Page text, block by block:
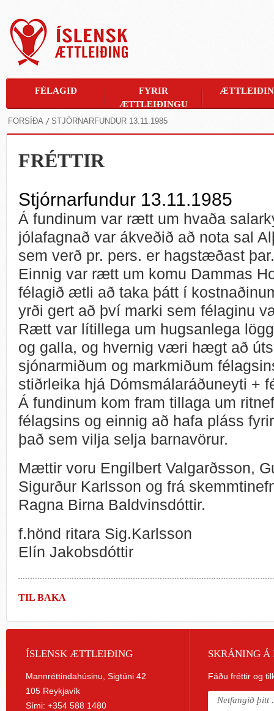
FORSÍÐA STJÓRNARFUNDUR 13.11.1985
FRÉTTIR
Stjórnarfundur 13.11.1985
Á fundinum var rætt um hvaða
jólafagnað var ákveðið að nota sal
sem verð pr. pers. er hagstæðast þar.
Einnig var rætt um komu Dammas
félagið ætli að taka þátt í
yrði gert að því marki sem félaginu
Rætt var lítillega um hugsanlega
og galla, og hvernig væri hægt að
sjónarmiðum og markmiðum
stiðrleika hjá Dómsmálaráðuneyti +
Á fundinum kom fram tillaga um
félagsins og einnig að hafa pláss
það sem vilja selja barnavörur.
Mættir voru Engilbert Valgarðsson,
Sigurður Karlsson og frá
Ragna Birna Baldvinsdóttir.
f.hönd ritara Sig.Karlsson
Elín Jakobsdóttir
TIL BAKA
FÉLAGIÐ
FYRIR
ÆTTLEIÐINGU
ÍSLENSK ÆTTLEIÐING
Mannréttindahúsinu, Sigtúni 42
105 Reykjavík
Sími: +354 588 1480
SKRÁNING Á
Fáðu fréttir og